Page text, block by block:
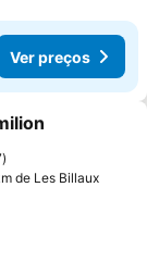
Ver preços
favoritos
de Les Billaux